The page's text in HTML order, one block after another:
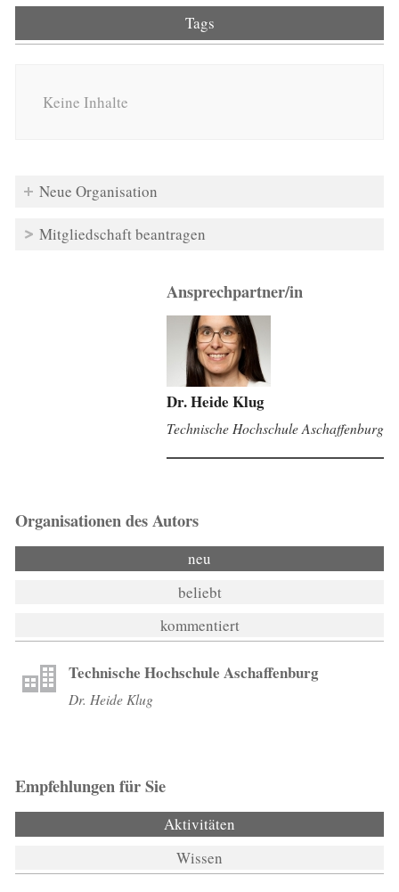
Tags
Keine Inhalte
Neue Organisation
Mitgliedschaft beantragen
Ansprechpartner/in
Dr. Heide Klug
Technische Hochschule Aschaffenburg
Organisationen des Autors
neu
beliebt
kommentiert
Technische Hochschule Aschaffenburg
Dr. Heide Klug
Empfehlungen für Sie
Aktivitäten
Wissen